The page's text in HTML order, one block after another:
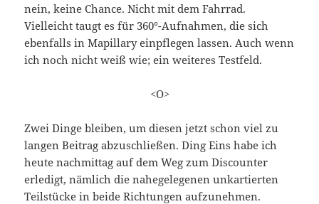
nein, keine Chance. Nicht mit dem Fahrrad.
Vielleicht taugt es für 360°-Aufnahmen, die sich
ebenfalls in Mapillary einpflegen lassen. Auch wenn
ich noch nicht weiß wie; ein weiteres Testfeld.
<O>
Zwei Dinge bleiben, um diesen jetzt schon viel zu
langen Beitrag abzuschließen. Ding Eins habe ich
heute nachmittag auf dem Weg zum Discounter
erledigt, nämlich die nahegelegenen unkartierten
Teilstücke in beide Richtungen aufzunehmen.